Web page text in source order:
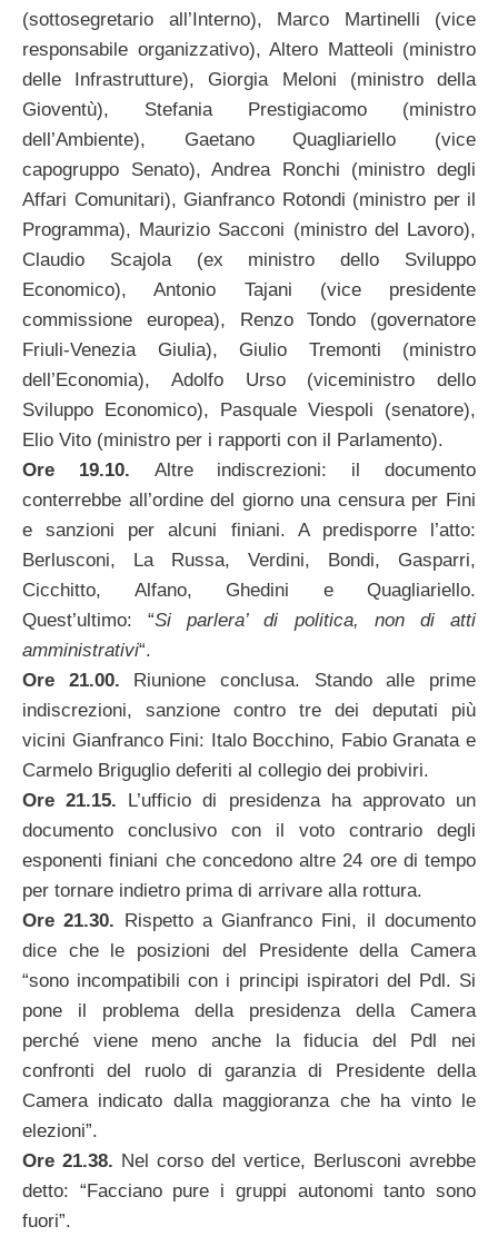
(sottosegretario all’Interno), Marco Martinelli (vice
responsabile organizzativo), Altero Matteoli (ministro
delle Infrastrutture), Giorgia Meloni (ministro della
Gioventù), Stefania Prestigiacomo (ministro
dell’Ambiente), Gaetano Quagliariello (vice
capogruppo Senato), Andrea Ronchi (ministro degli
Affari Comunitari), Gianfranco Rotondi (ministro per il
Programma), Maurizio Sacconi (ministro del Lavoro),
Claudio Scajola (ex ministro dello Sviluppo
Economico), Antonio Tajani (vice presidente
commissione europea), Renzo Tondo (governatore
Friuli-Venezia Giulia), Giulio Tremonti (ministro
dell’Economia), Adolfo Urso (viceministro dello
Sviluppo Economico), Pasquale Viespoli (senatore),
Elio Vito (ministro per i rapporti con il Parlamento).
Ore 19.10. Altre indiscrezioni: il documento
conterrebbe all’ordine del giorno una censura per Fini
e sanzioni per alcuni finiani. A predisporre l’atto:
Berlusconi, La Russa, Verdini, Bondi, Gasparri,
Cicchitto, Alfano, Ghedini e Quagliariello.
Quest’ultimo: “Si parlera’ di politica, non di atti
amministrativi“.
Ore 21.00. Riunione conclusa. Stando alle prime
indiscrezioni, sanzione contro tre dei deputati più
vicini Gianfranco Fini: Italo Bocchino, Fabio Granata e
Carmelo Briguglio deferiti al collegio dei probiviri.
Ore 21.15. L’ufficio di presidenza ha approvato un
documento conclusivo con il voto contrario degli
esponenti finiani che concedono altre 24 ore di tempo
per tornare indietro prima di arrivare alla rottura.
Ore 21.30. Rispetto a Gianfranco Fini, il documento
dice che le posizioni del Presidente della Camera
“sono incompatibili con i principi ispiratori del Pdl. Si
pone il problema della presidenza della Camera
perché viene meno anche la fiducia del Pdl nei
confronti del ruolo di garanzia di Presidente della
Camera indicato dalla maggioranza che ha vinto le
elezioni”.
Ore 21.38. Nel corso del vertice, Berlusconi avrebbe
detto: “Facciano pure i gruppi autonomi tanto sono
fuori”.